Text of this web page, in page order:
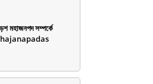
মহাজনপদ সম্পর্কে